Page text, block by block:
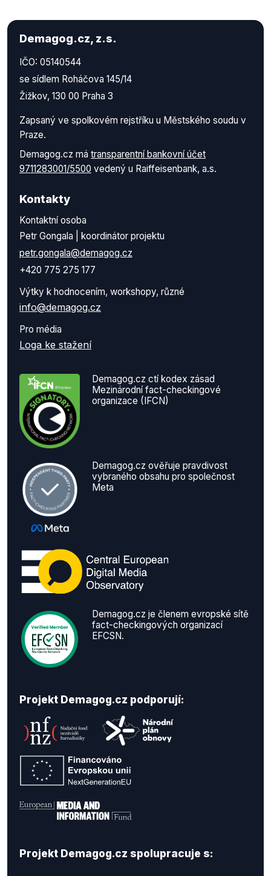
Demagog.cz, z.s.
IČO: 05140544
se sídlem Roháčova 145/14
Žižkov, 130 00 Praha 3
Zapsaný ve spolkovém rejstříku u Městského soudu v
Praze.
Demagog.cz má transparentní bankovní účet
9711283001/5500 vedený u Raiffeisenbank, a.s.
Kontakty
Kontaktní osoba
Petr Gongala | koordinátor projektu
petr.gongala@demagog.cz
+420 775 275 177
Výtky k hodnocením, workshopy, různé
info@demagog.cz
Pro média
Loga ke stažení
Demagog.cz ctí kodex zásad
Mezinárodní fact-checkingové
organizace (IFCN)
Demagog.cz ověřuje pravdivost
vybraného obsahu pro společnost
Meta
Demagog.cz je členem evropské sítě
fact-checkingových organizací
EFCSN.
Projekt Demagog.cz podporují:
Projekt Demagog.cz spolupracuje s: